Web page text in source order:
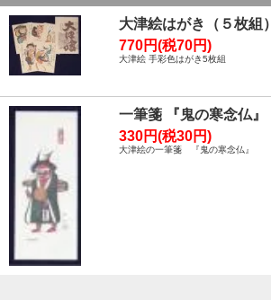
大津絵はがき（５枚組）
770円(税70円)
大津絵 手彩色はがき5枚組
一筆箋 『鬼の寒念仏』
330円(税30円)
大津絵の一筆箋 『鬼の寒念仏』